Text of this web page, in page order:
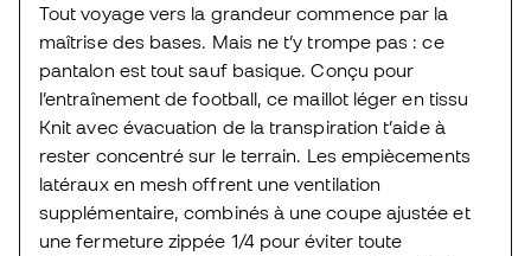
Tout voyage vers la grandeur commence par la
maîtrise des bases. Mais ne t’y trompe pas : ce
pantalon est tout sauf basique. Conçu pour
l’entraînement de football, ce maillot léger en tissu
Knit avec évacuation de la transpiration t’aide à
rester concentré sur le terrain. Les empiècements
latéraux en mesh offrent une ventilation
supplémentaire, combinés à une coupe ajustée et
une fermeture zippée 1/4 pour éviter toute